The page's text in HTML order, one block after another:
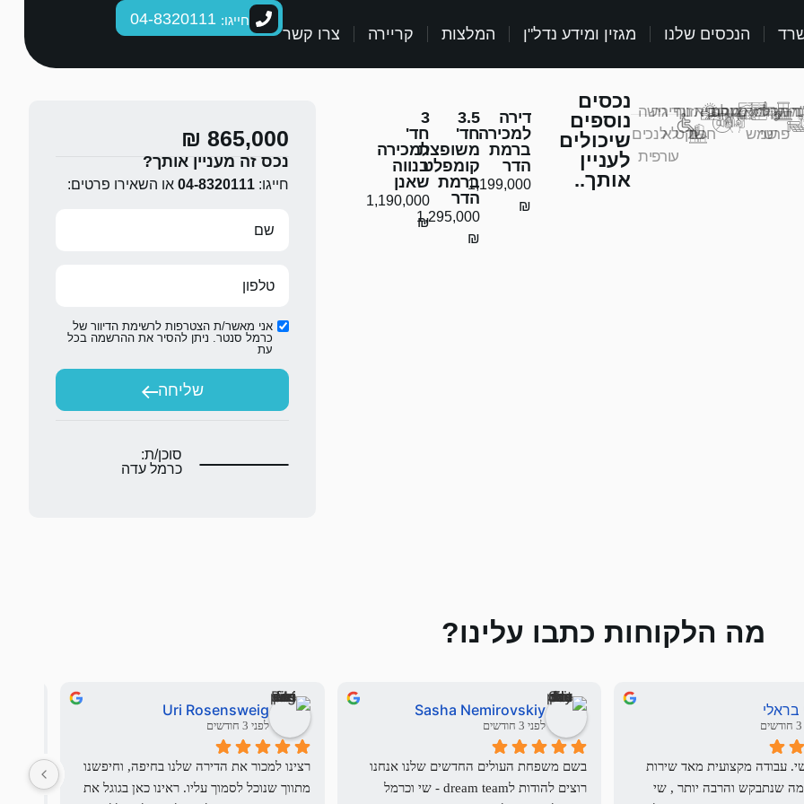
הנכסים שלנו מגזין ומידע נדל"ן המלצות קריירה צרו קשר
חייגו:
מזגןמקלט
פרטי
דוד
שמש
מרפסת
אזעקה
מחסן
לוביבית
חכם
אזור
שקט
נוףדירה
לא
עורפית
גישה
לנכים
נכסים
נוספים
שיכולים
לעניין
אותך..
דירה
למכירה
ברמת
הדר
1,199,000
₪
3.5
חד'
משופצת
קומפלט
ברמת
הדר
1,295,000
₪
3
חד'
למכירה
בנווה
שאנן
1,190,000
₪
865,000 ₪
נכס זה מעניין אותך?
חייגו: 04-8320111 או השאירו פרטים:
אני מאשר/ת הצטרפות לרשימת הדיוור של
כרמל סנטר. ניתן להסיר את ההרשמה בכל
עת
שליחה
סוכן/ת:
כרמל עדה
מה הלקוחות כתבו עלינו?
בראלי Sasha Nemirovskiy
לפני 3 חודשים
Uri Rosensweig
לפני 3 חודשים
יש